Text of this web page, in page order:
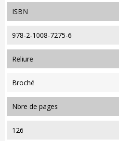
ISBN
978-2-1008-7275-6
reliure
Broché
nbre de pages
126